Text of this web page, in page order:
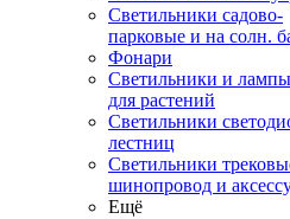
Светильники садово-
парковые и на солн.
Фонари
Светильники и
для растений
Светильники
лестниц
Светильники
шинопровод и
Ещё